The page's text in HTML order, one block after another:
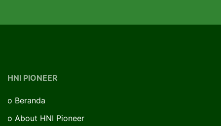
HNI PIONEER
o Beranda
o About HNI Pioneer